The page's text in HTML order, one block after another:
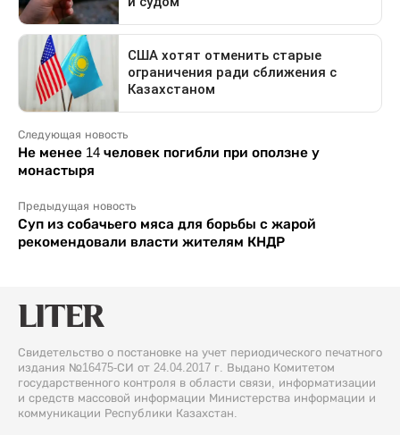
Следующая новость
Не менее 14 человек погибли при оползне у
монастыря
Предыдущая новость
Суп из собачьего мяса для борьбы с жарой
рекомендовали власти жителям КНДР
Свидетельство о постановке на учет периодического печатного
издания №16475-СИ от 24.04.2017 г. Выдано Комитетом
государственного контроля в области связи, информатизации
и средств массовой информации Министерства информации и
коммуникации Республики Казахстан.